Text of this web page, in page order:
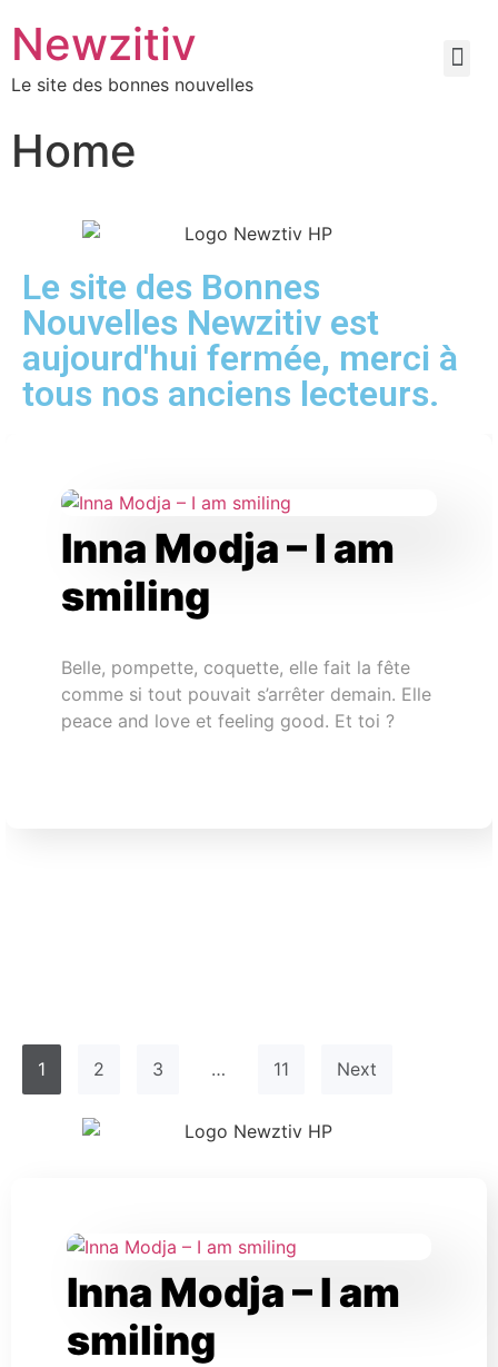
Newzitiv
Le site des bonnes nouvelles
Home
Le site des Bonnes
Nouvelles Newzitiv est
aujourd'hui fermée, merci à
tous nos anciens lecteurs.
Inna Modja – I am
smiling
Belle, pompette, coquette, elle fait la fête
comme si tout pouvait s’arrêter demain. Elle
peace and love et feeling good. Et toi ?
1 2 3 … 11 Next
Inna Modja – I am
smiling